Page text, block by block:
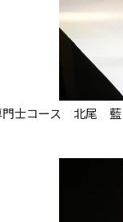
士コース　北尾　藍